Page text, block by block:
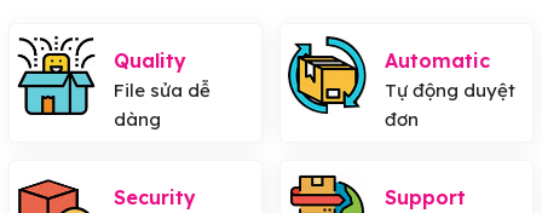
Quality
File sửa dễ
dàng
Automatic
Tự động duyệt
đơn
Security Support